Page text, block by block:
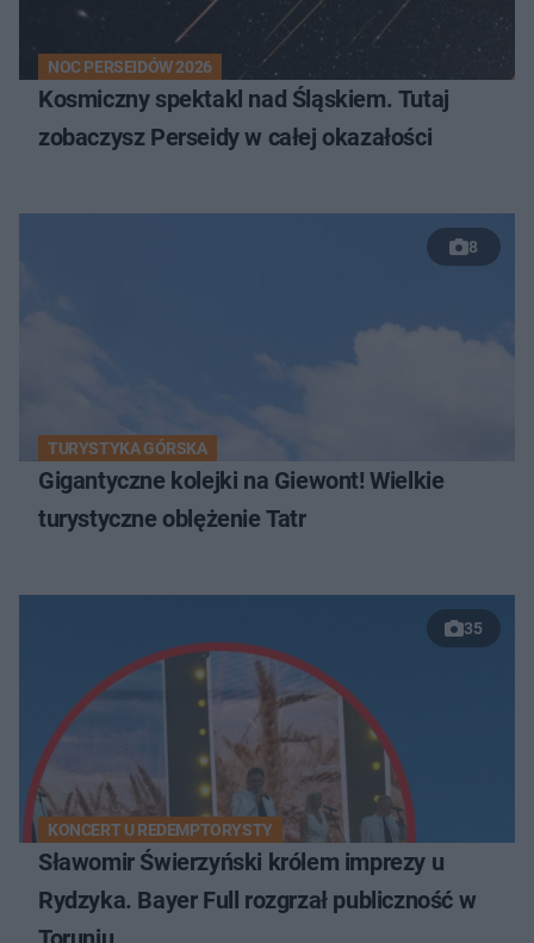
NOC PERSEIDÓW 2026
Kosmiczny spektakl nad Śląskiem. Tutaj
zobaczysz Perseidy w całej okazałości
8
TURYSTYKA GÓRSKA
Gigantyczne kolejki na Giewont! Wielkie
turystyczne oblężenie Tatr
35
KONCERT U REDEMPTORYSTY
Sławomir Świerzyński królem imprezy u
Rydzyka. Bayer Full rozgrzał publiczność w